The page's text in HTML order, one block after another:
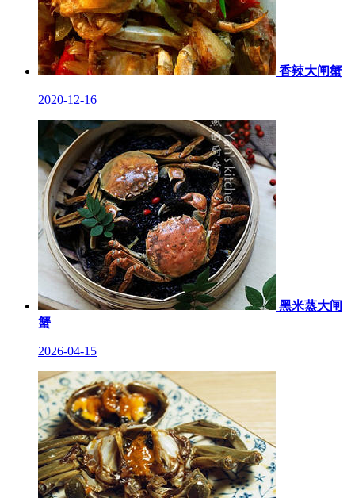
香辣大闸蟹
2020-12-16
黑米蒸大闸
蟹
2026-04-15